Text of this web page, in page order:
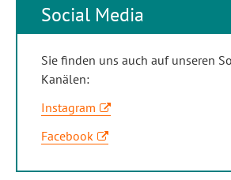
Social Media
Sie finden uns auch auf unseren
Kanälen:
Instagram
Facebook